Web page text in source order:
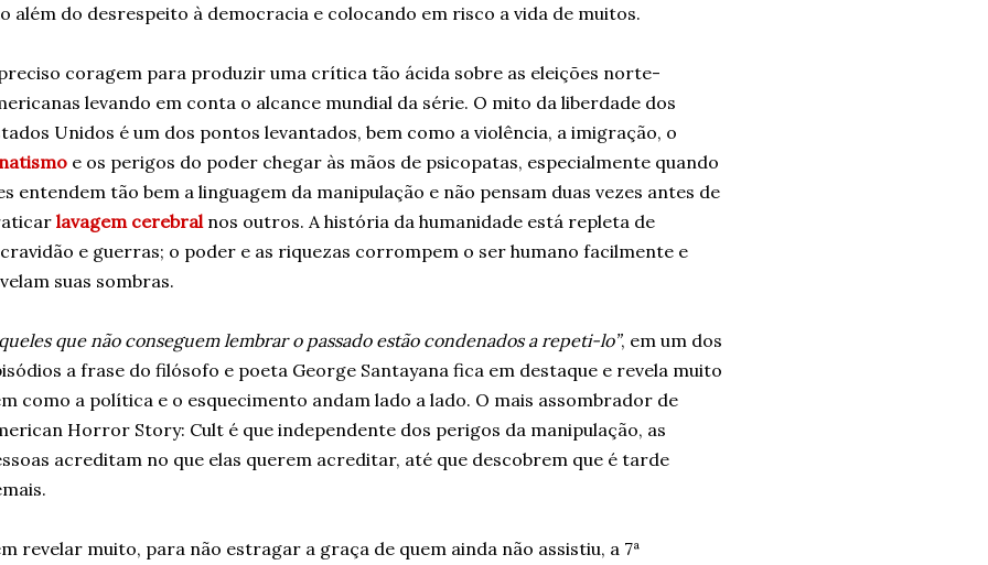
além do desrespeito à democracia e colocando em risco a vida de muitos.
coragem para produzir uma crítica tão ácida sobre as eleições norte-
levando em conta o alcance mundial da série. O mito da liberdade dos
Unidos é um dos pontos levantados, bem como a violência, a imigração, o
e os perigos do poder chegar às mãos de psicopatas, especialmente quando
entendem tão bem a linguagem da manipulação e não pensam duas vezes antes de
lavagem cerebral nos outros. A história da humanidade está repleta de
e guerras; o poder e as riquezas corrompem o ser humano facilmente e
suas sombras.
que não conseguem lembrar o passado estão condenados a repeti-lo”, em um dos
a frase do filósofo e poeta George Santayana fica em destaque e revela muito
como a política e o esquecimento andam lado a lado. O mais assombrador de
Horror Story: Cult é que independente dos perigos da manipulação, as
acreditam no que elas querem acreditar, até que descobrem que é tarde
revelar muito, para não estragar a graça de quem ainda não assistiu, a 7ª